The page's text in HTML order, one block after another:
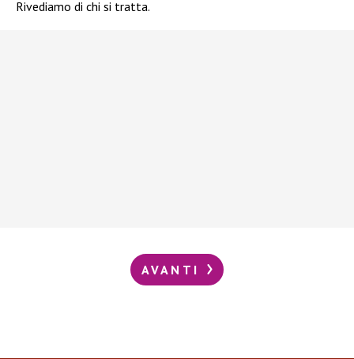
Rivediamo di chi si tratta.
AVANTI